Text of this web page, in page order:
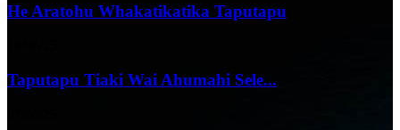
He Aratohu Whakatikatika Taputapu
Taputapu Tiaki Wai Ahumahi Sele...